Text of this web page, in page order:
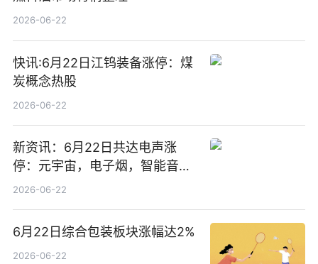
2026-06-22
快讯:6月22日江钨装备涨停：煤
炭概念热股
2026-06-22
新资讯：6月22日共达电声涨
停：元宇宙，电子烟，智能音箱
概念热股
2026-06-22
6月22日综合包装板块涨幅达2%
2026-06-22